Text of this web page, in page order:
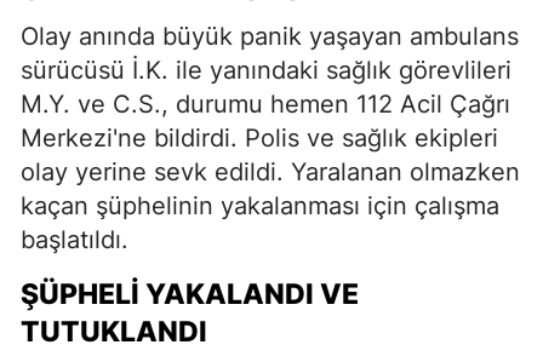
Olay anında büyük panik yaşayan ambulans
sürücüsü İ.K. ile yanındaki sağlık görevlileri
M.Y. ve C.S., durumu hemen 112 Acil Çağrı
Merkezi'ne bildirdi. Polis ve sağlık ekipleri
olay yerine sevk edildi. Yaralanan olmazken
kaçan şüphelinin yakalanması için çalışma
başlatıldı.
ŞÜPHELI YAKALANDI VE
TUTUKLANDI